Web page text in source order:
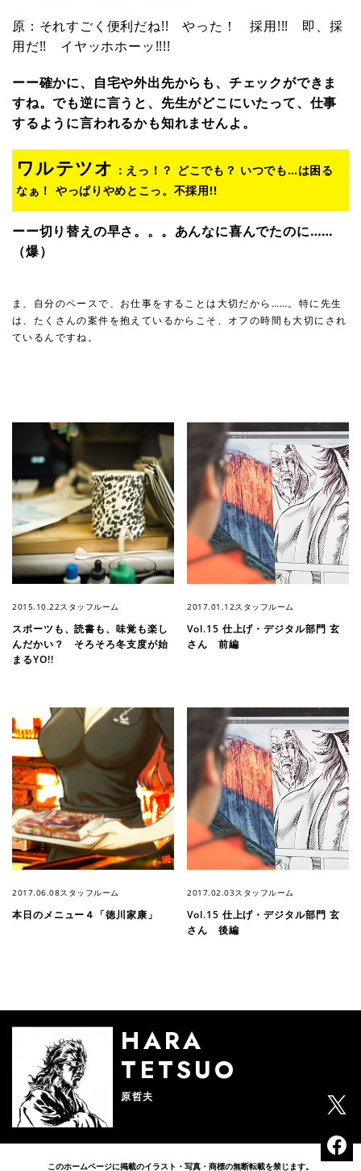
原：それすごく便利だね!! やった！ 採用!!! 即、採
用だ!! イヤッホホーッ!!!!
ーー確かに、自宅や外出先からも、チェックができま
すね。でも逆に言うと、先生がどこにいたって、仕事
するように言われるかも知れませんよ。
ワルテツオ ：えっ！？ どこでも？ いつでも…は困る
なぁ！ やっぱりやめとこっ。不採用!!
ーー切り替えの早さ。。。あんなに喜んでたのに……
（爆）
ま、自分のペースで、お仕事をすることは大切だから……。特に先生
は、たくさんの案件を抱えているからこそ、オフの時間も大切にされ
ているんですね。
2015.10.22スタッフルーム
スポーツも、読書も、味覚も楽し
んだかい？ そろそろ冬支度が始
まるYO!!
2017.01.12スタッフルーム
Vol.15 仕上げ・デジタル部門 玄
さん 前編
2017.06.08スタッフルーム
本日のメニュー４「徳川家康」
2017.02.03スタッフルーム
Vol.15 仕上げ・デジタル部門 玄
さん 後編
HARA
TETSUO
原哲夫
このホームページに掲載のイラスト・写真・商標の無断転載を禁じます。